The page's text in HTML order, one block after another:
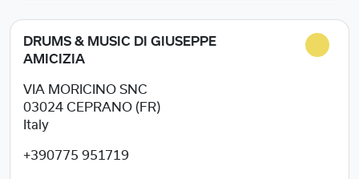
DRUMS & MUSIC DI GIUSEPPE
AMICIZIA
VIA MORICINO SNC
03024 CEPRANO (FR)
Italy
+390775 951719